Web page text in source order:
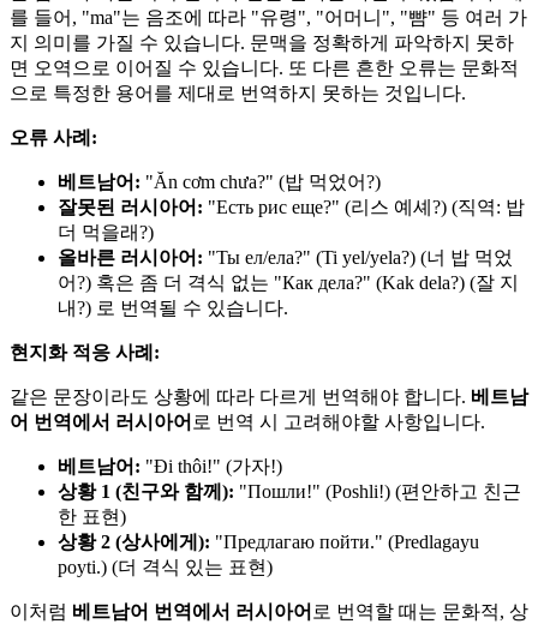
를 들어, "ma"는 음조에 따라 "유령", "어머니", "뺨" 등 여러 가
지 의미를 가질 수 있습니다. 문맥을 정확하게 파악하지 못하
면 오역으로 이어질 수 있습니다. 또 다른 흔한 오류는 문화적
으로 특정한 용어를 제대로 번역하지 못하는 것입니다.
오류 사례:
베트남어: "Ăn cơm chưa?" (밥 먹었어?)
잘못된 러시아어: "Есть рис еще?" (리스 예셰?) (직역: 밥
더 먹을래?)
올바른 러시아어: "Ты ел/ела?" (Ti yel/yela?) (너 밥 먹었
어?) 혹은 좀 더 격식 없는 "Как дела?" (Kak dela?) (잘 지
내?) 로 번역될 수 있습니다.
현지화 적응 사례:
같은 문장이라도 상황에 따라 다르게 번역해야 합니다. 베트남
어 번역에서 러시아어 로 번역 시 고려해야할 사항입니다.
베트남어: "Đi thôi!" (가자!)
상황 1 (친구와 함께): "Пошли!" (Poshli!) (편안하고 친근
한 표현)
상황 2 (상사에게): "Предлагаю пойти." (Predlagayu
poyti.) (더 격식 있는 표현)
이처럼 베트남어 번역에서 러시아어 로 번역할 때는 문화적, 상